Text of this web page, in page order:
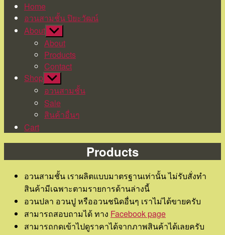
Home
อวนสามชั้น ปิยะวัฒน์
About Show
sub
menu
About
Products
Contact
Shop Show
sub
menu
อวนสามชั้น
Sale
สินค้าอื่นๆ
Cart
Categories
Products
อวนสามชั้น เราผลิตแบบมาตรฐานเท่านั้น ไม่รับสั่งทำ
สินค้ามีเฉพาะตามรายการด้านล่างนี้
อวนปลา อวนปู หรืออวนชนิดอื่นๆ เราไม่ได้ขายครับ
สามารถสอบถามได้ ทาง Facebook page
สามารถกดเข้าไปดูราคาได้จากภาพสินค้าได้เลยครับ